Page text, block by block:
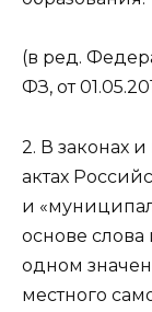
(в ред.
ФЗ, от
2. В законах
актах
и
основе
одном
местного